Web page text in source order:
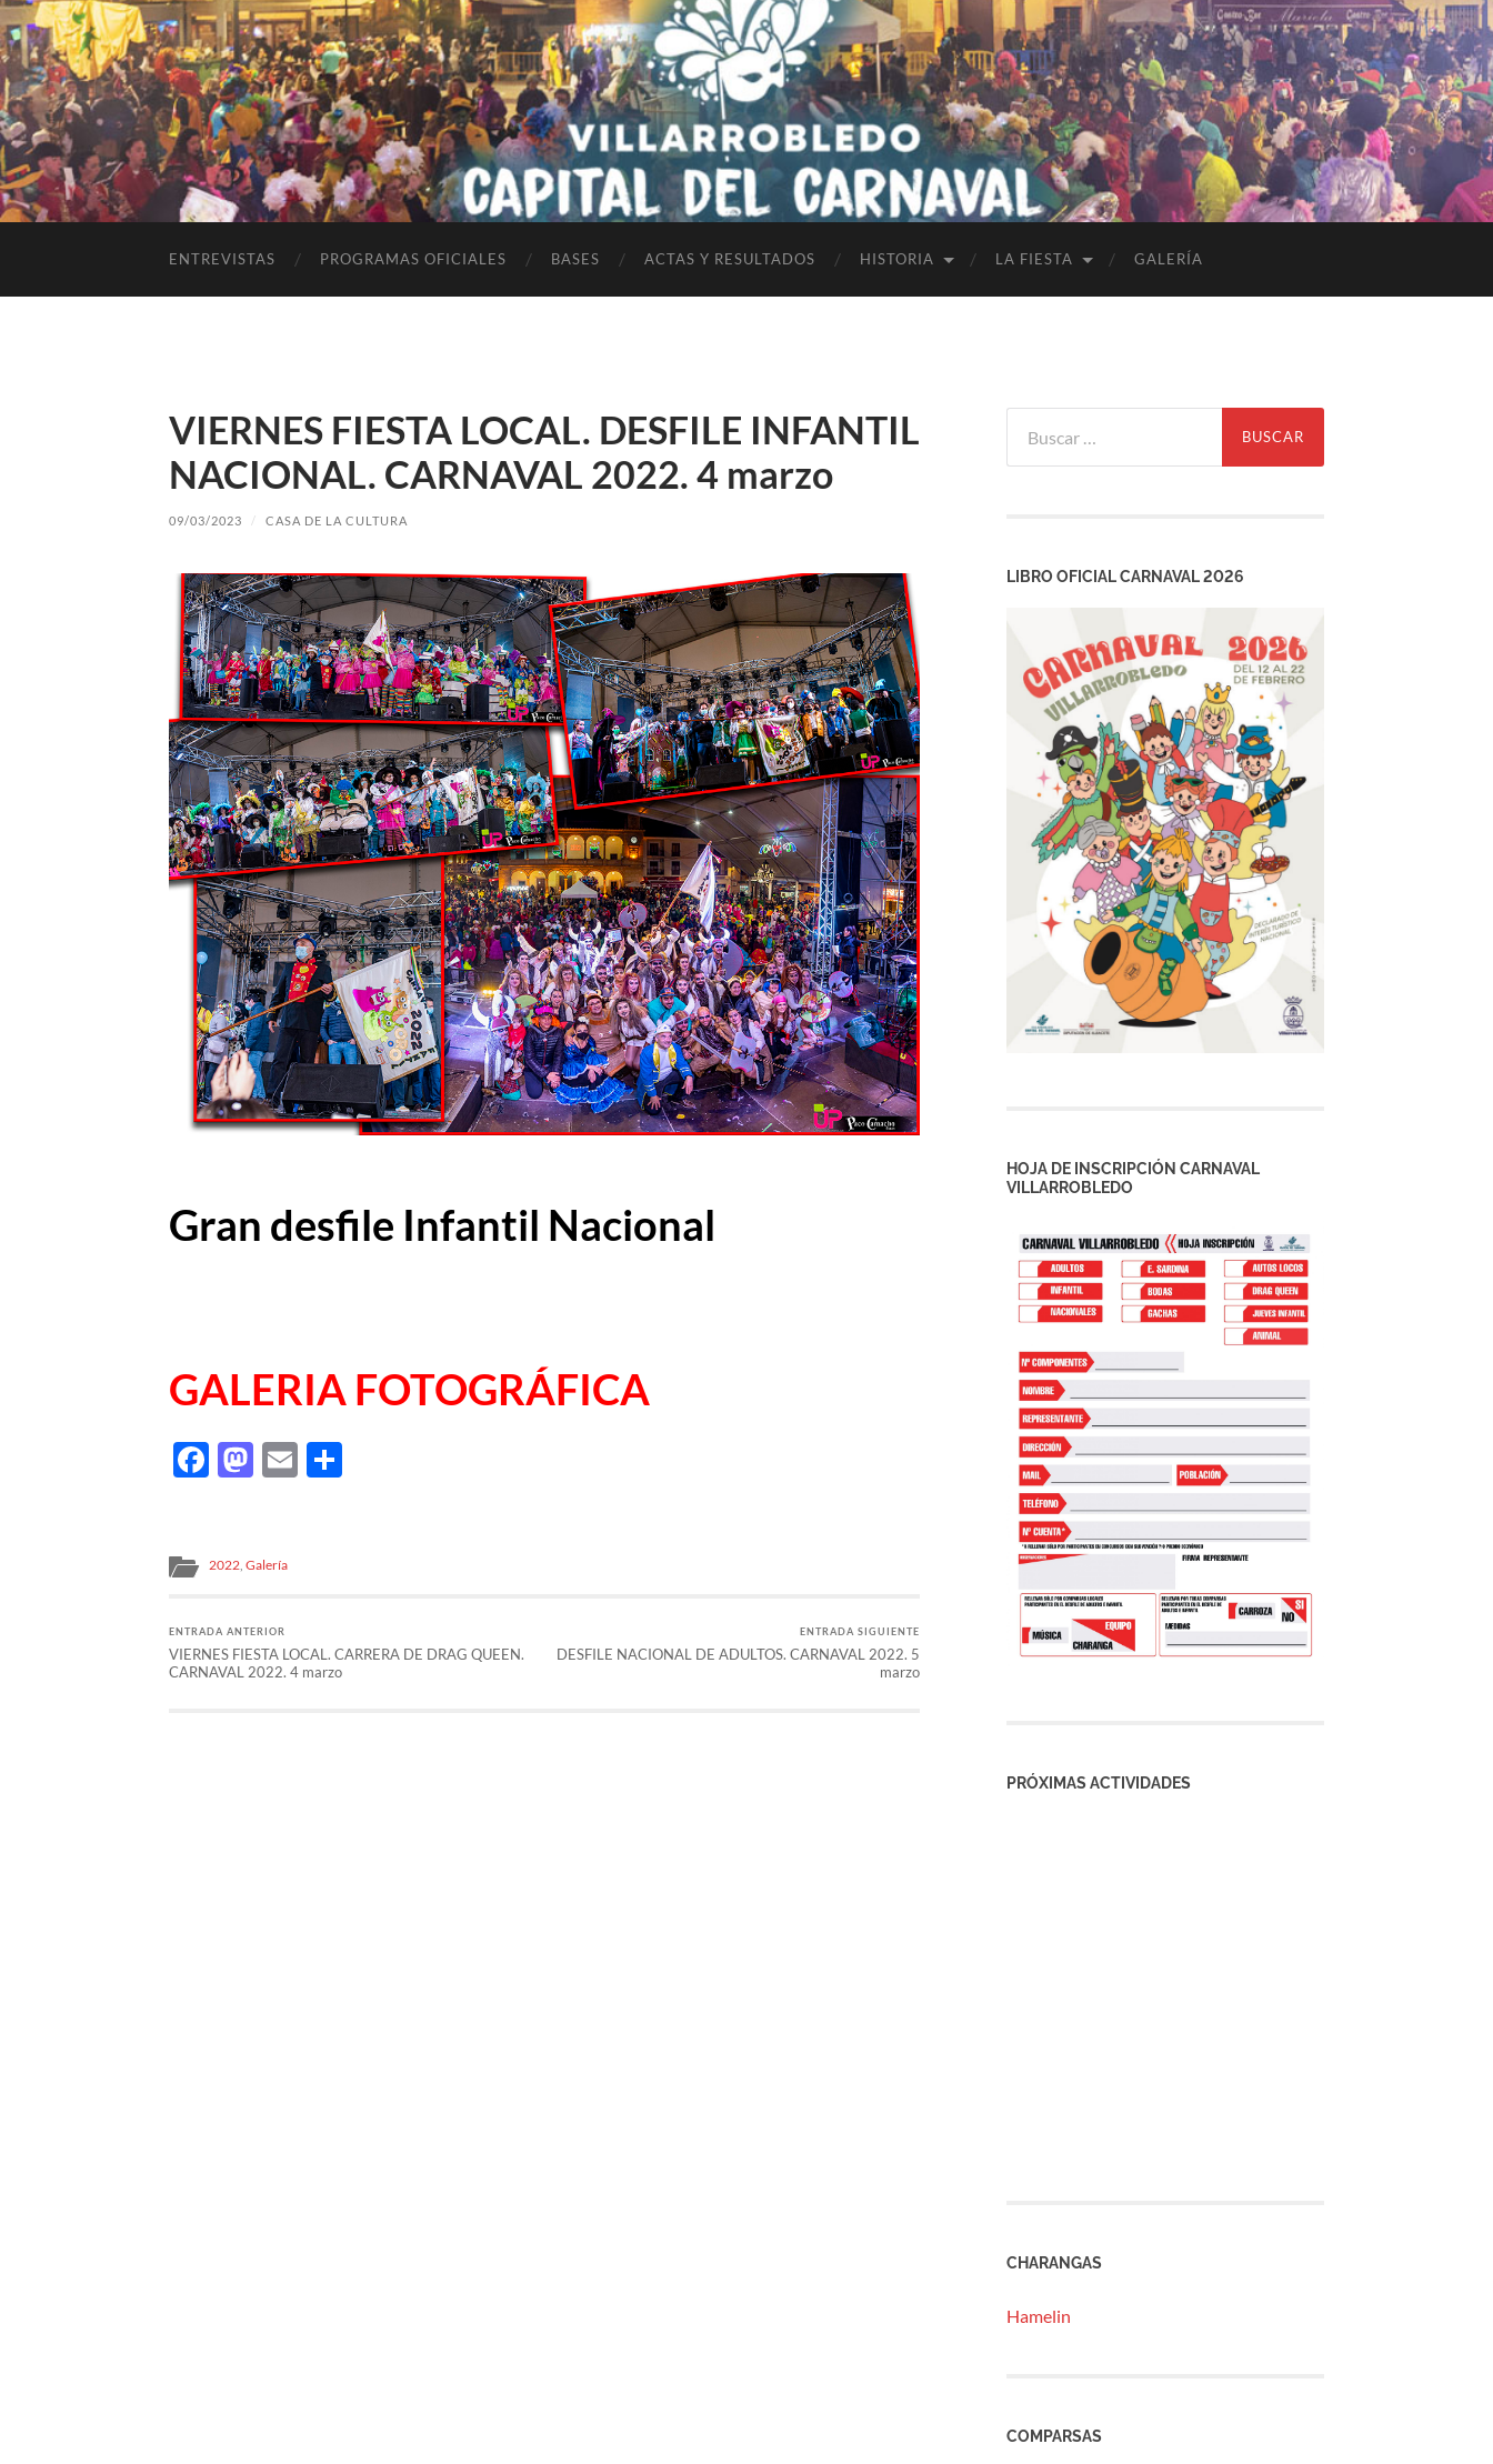
ENTREVISTAS PROGRAMAS OFICIALES BASES ACTAS Y RESULTADOS HISTORIA LA FIESTA GALERÍA
VIERNES FIESTA LOCAL. DESFILE INFANTIL
NACIONAL. CARNAVAL 2022. 4 marzo
09/03/2023 / CASA DE LA CULTURA
Gran desfile Infantil Nacional
GALERIA FOTOGRÁFICA
Facebook
Mastodon
Email
2022 Galería
ENTRADA ANTERIOR
VIERNES FIESTA LOCAL. CARRERA DE DRAG QUEEN.
CARNAVAL 2022. 4 marzo
ENTRADA SIGUIENTE
DESFILE NACIONAL DE ADULTOS. CARNAVAL 2022. 5
marzo
LIBRO OFICIAL CARNAVAL 2026
HOJA DE INSCRIPCIÓN CARNAVAL
VILLARROBLEDO
PRÓXIMAS ACTIVIDADES
CHARANGAS
Hamelin
COMPARSAS